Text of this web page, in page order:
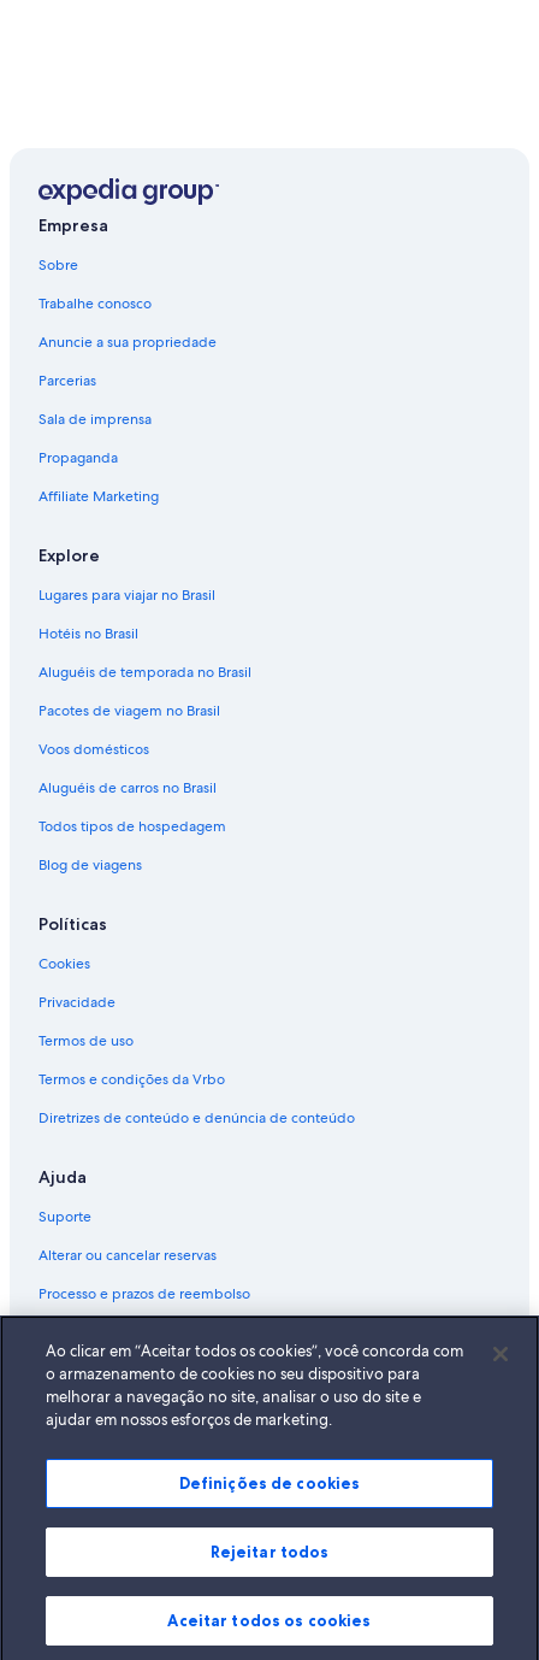
Empresa
Sobre
Trabalhe conosco
Anuncie a sua propriedade
Parcerias
Sala de imprensa
Propaganda
Affiliate Marketing
Explore
Lugares para viajar no Brasil
Hotéis no Brasil
Aluguéis de temporada no Brasil
Pacotes de viagem no Brasil
Voos domésticos
Aluguéis de carros no Brasil
Todos tipos de hospedagem
Blog de viagens
Políticas
Cookies
Privacidade
Termos de uso
Termos e condições da Vrbo
Diretrizes de conteúdo e denúncia de conteúdo
Ajuda
Suporte
Alterar ou cancelar reservas
Processo e prazos de reembolso
Documentos para viagens internacionais
A Expedia, Inc. não se responsabiliza pelo conteúdo dos sites externos.
© 2026 Expedia, Inc., uma empresa do Expedia Group. Todos os direitos
reservados Expedia e o logotipo da Expedia são marcas registradas da
Ao clicar em “Aceitar todos os cookies”, você concorda com
o armazenamento de cookies no seu dispositivo para
melhorar a navegação no site, analisar o uso do site e
ajudar em nossos esforços de marketing.
Definições de cookies
Rejeitar todos
Aceitar todos os cookies